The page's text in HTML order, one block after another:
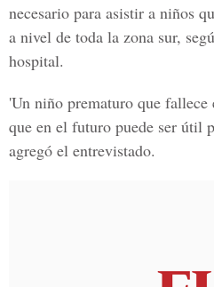
necesario para asistir a niños
a nivel de toda la zona sur,
hospital.
'Un niño prematuro que
que en el futuro puede ser útil
agregó el entrevistado.